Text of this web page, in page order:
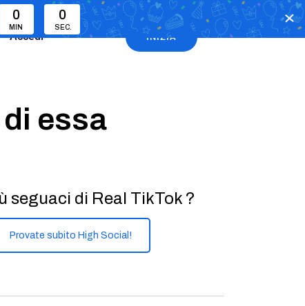
0
MIN
0
SEC.
Accedi INIZIA
essa
seguaci di Real TikTok ?
Provate subito High Social!